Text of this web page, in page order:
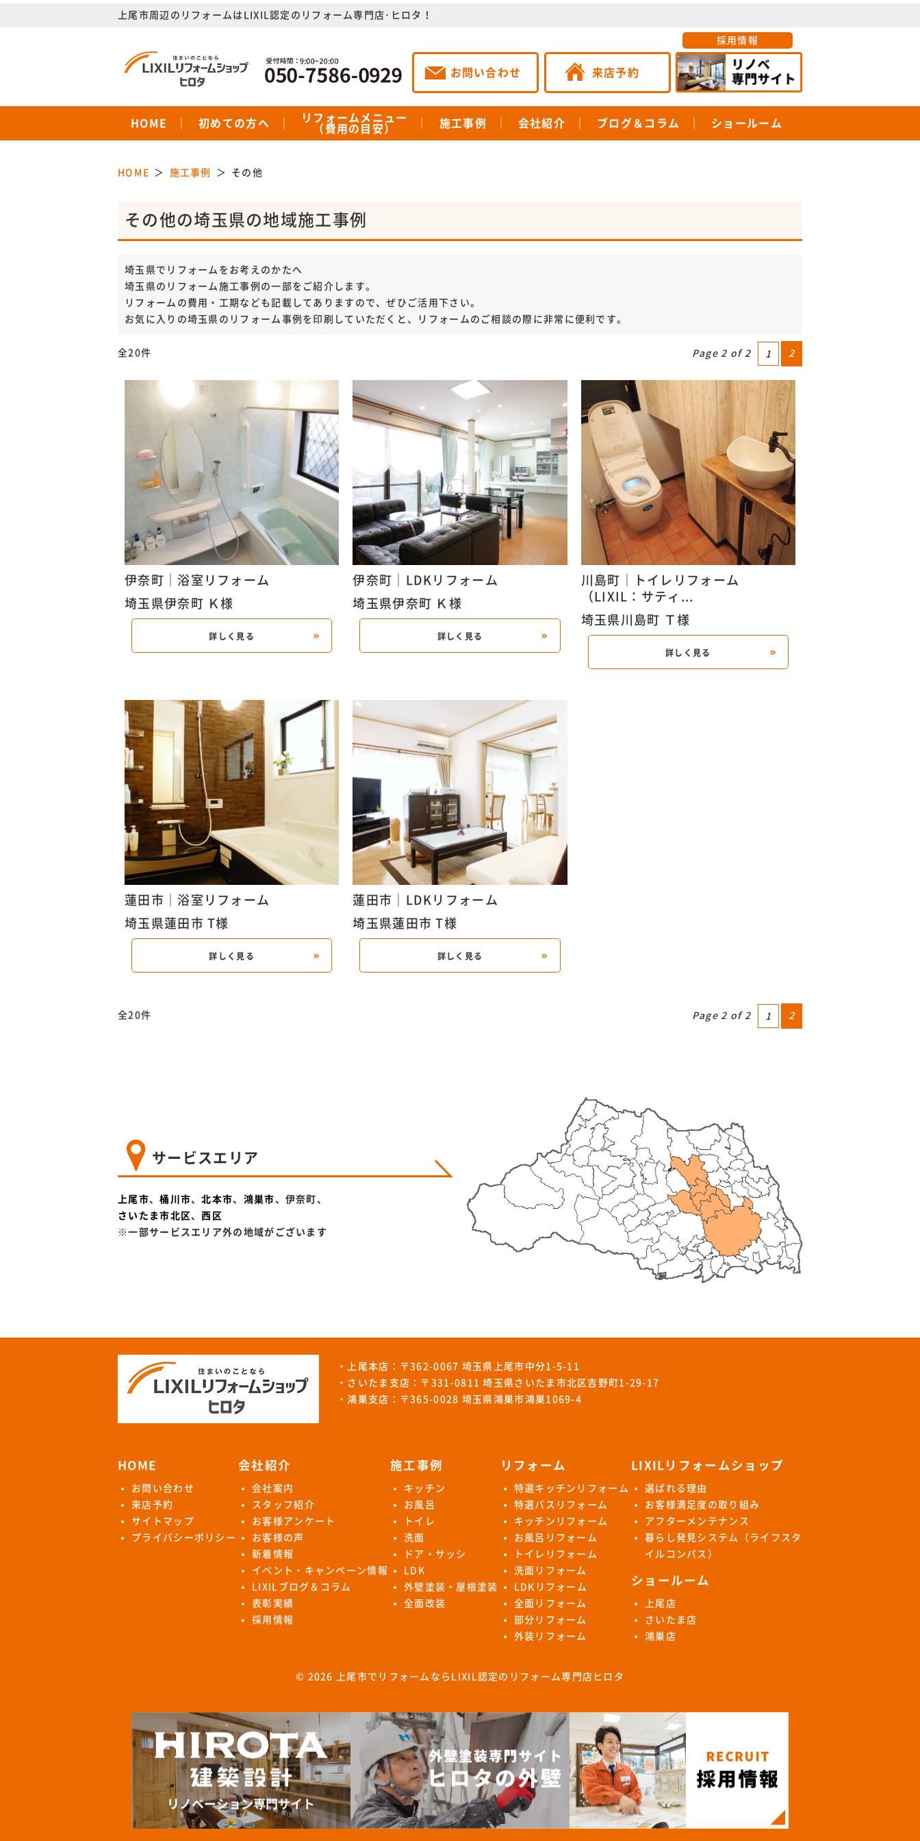
上尾市周辺のリフォームはLIXIL認定のリフォーム専門店･ヒロタ！
採用情報
お問い合わせ 来店予約
HOME 初めての方へ
リフォームメニュー
（費用の目安）
施工事例 会社紹介 ブログ＆コラム ショールーム
HOME 施工事例 その他
その他の埼玉県の地域施工事例
埼玉県でリフォームをお考えのかたへ
埼玉県のリフォーム施工事例の一部をご紹介します。
リフォームの費用・工期なども記載してありますので、ぜひご活用下さい。
お気に入りの埼玉県のリフォーム事例を印刷していただくと、リフォームのご相談の際に非常に便利です。
全20件 Page 2 of 2 1 2
伊奈町｜浴室リフォーム
埼玉県伊奈町 Ｋ様
詳しく見る
伊奈町｜LDKリフォーム
埼玉県伊奈町 Ｋ様
詳しく見る
川島町｜トイレリフォーム
（LIXIL：サティ...
埼玉県川島町 Ｔ様
詳しく見る
蓮田市｜浴室リフォーム
埼玉県蓮田市 T様
詳しく見る
蓮田市｜LDKリフォーム
埼玉県蓮田市 T様
詳しく見る
全20件 Page 2 of 2 1 2
サービスエリア
上尾市、桶川市、北本市、 鴻巣市、伊奈町、
さいたま市北区、西区
※一部サービスエリア外の地域がございます
・上尾本店：〒362-0067 埼玉県上尾市中分1-5-11
・さいたま支店：〒331-0811 埼玉県さいたま市北区吉野町1-29-17
・鴻巣支店：〒365-0028 埼玉県鴻巣市鴻巣1069-4
HOME
お問い合わせ
来店予約
サイトマップ
プライバシーポリシー
会社紹介
会社案内
スタッフ紹介
お客様アンケート
お客様の声
新着情報
イベント・キャンペーン情報
LIXILブログ＆コラム
表彰実績
採用情報
施工事例
キッチン
お風呂
トイレ
洗面
ドア・サッシ
LDK
外壁塗装・屋根塗装
全面改装
リフォーム
特選キッチンリフォーム
特選バスリフォーム
キッチンリフォーム
お風呂リフォーム
トイレリフォーム
洗面リフォーム
LDKリフォーム
全面リフォーム
部分リフォーム
外装リフォーム
LIXILリフォームショップ
選ばれる理由
お客様満足度の取り組み
アフターメンテナンス
暮らし発見システム（ライフスタ
イルコンパス）
ショールーム
上尾店
さいたま店
鴻巣店
© 2026 上尾市でリフォームならLIXIL認定のリフォーム専門店ヒロタ